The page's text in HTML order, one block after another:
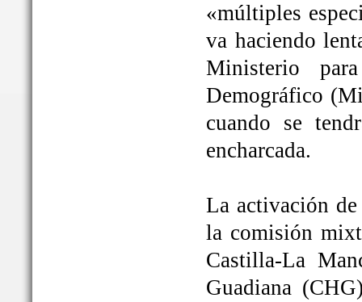
«múltiples
va haciendo
Ministerio
Demográfico
cuando se
encharcada.
La activación
la comisión
Castilla-La
Guadiana